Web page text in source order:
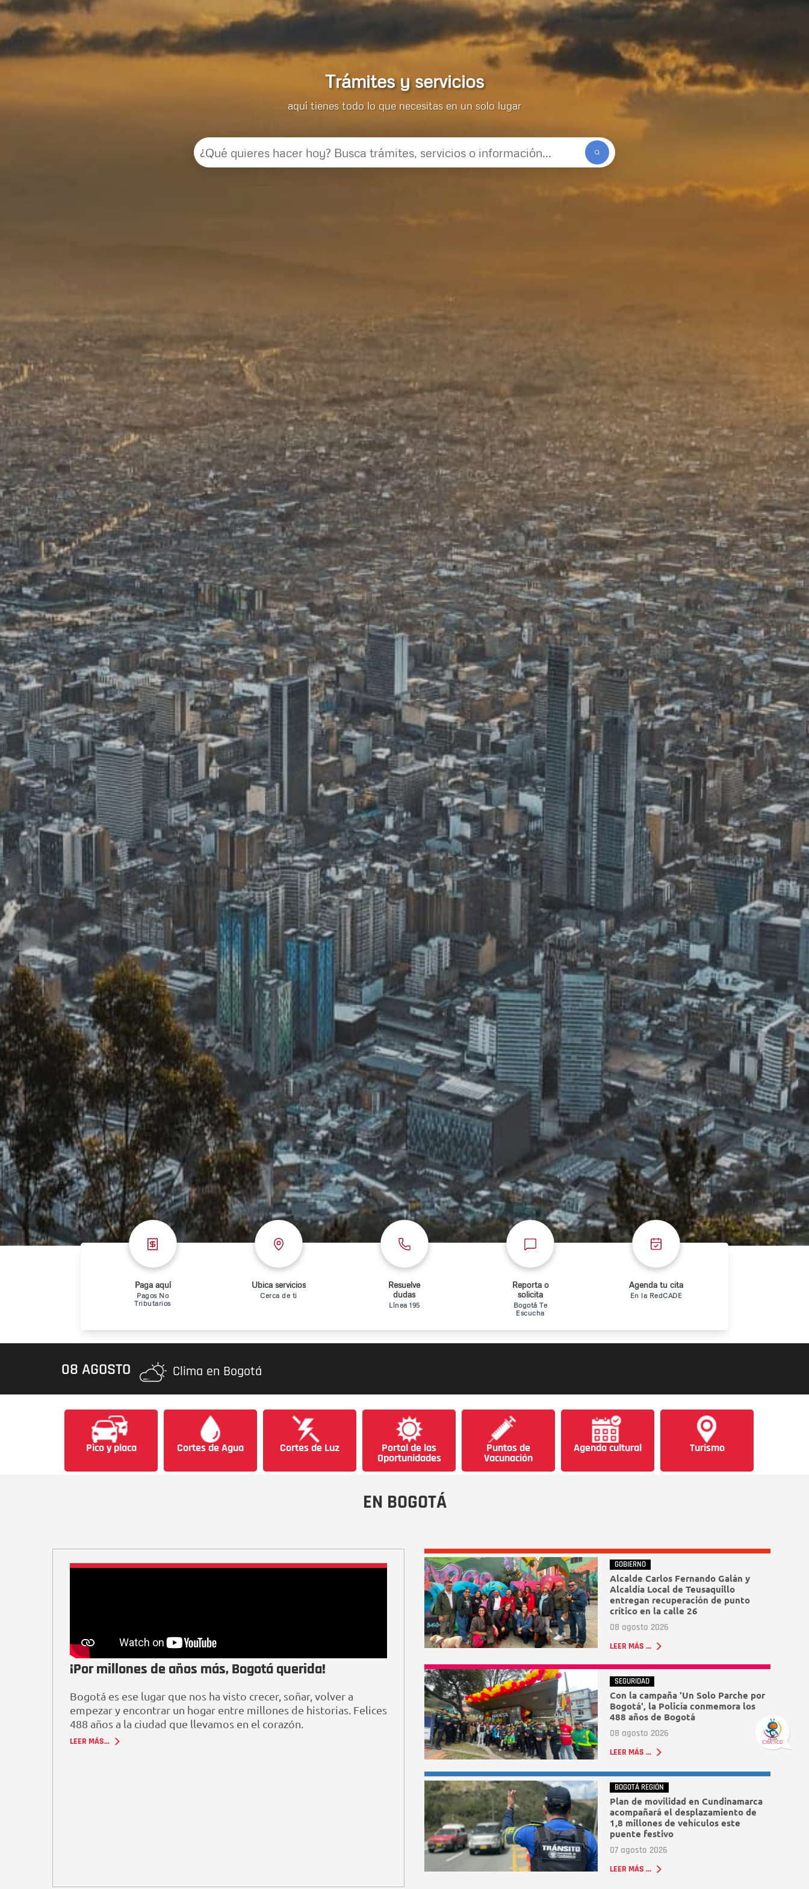
Trámites y servicios
aquí tienes todo lo que necesitas en un solo lugar
Paga aquí
Pagos No
Tributarios
Ubica servicios
Cerca de ti
Resuelve
dudas
Línea 195
Reporta o
solicita
Bogotá Te
Escucha
Agenda tu cita
En la RedCADE
08 AGOSTO Clima en Bogotá
Pico y placa Cortes de Agua Cortes de Luz Portal de las
Oportunidades
Puntos de
Vacunación
Agenda cultural Turismo
EN BOGOTÁ
¡Por millones de años más, Bogotá querida!
Bogotá es ese lugar que nos ha visto crecer, soñar, volver a
empezar y encontrar un hogar entre millones de historias. Felices
488 años a la ciudad que llevamos en el corazón.
LEER MÁS...
GOBIERNO
Alcalde Carlos Fernando Galán y
Alcaldía Local de Teusaquillo
entregan recuperación de punto
crítico en la calle 26
08 agosto 2026
LEER MÁS ...
SEGURIDAD
Con la campaña 'Un Solo Parche por
Bogotá', la Policía conmemora los
488 años de Bogotá
08 agosto 2026
LEER MÁS ...
BOGOTÁ REGIÓN
Plan de movilidad en Cundinamarca
acompañará el desplazamiento de
1,8 millones de vehículos este
puente festivo
07 agosto 2026
LEER MÁS ...